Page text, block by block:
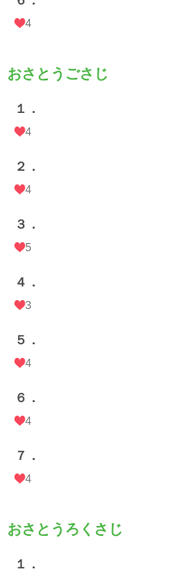
4
おさとうごさじ
１．
4
２．
4
３．
5
４．
3
５．
4
６．
4
７．
4
おさとうろくさじ
１．